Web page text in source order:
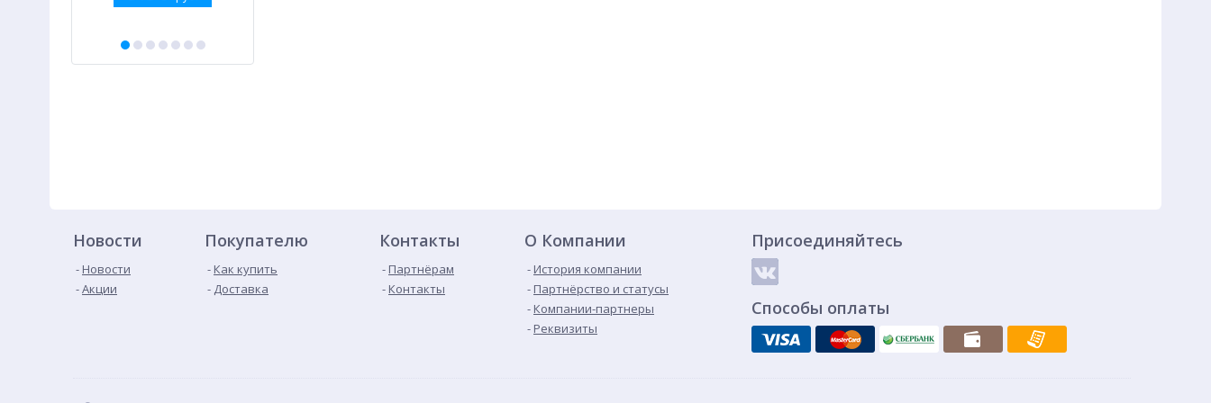
Новости
Новости
Акции
Покупателю
Как купить
Доставка
Контакты
Партнёрам
Контакты
О Компании
История компании
Партнёрство и статусы
Компании-партнеры
Реквизиты
Присоединяйтесь
Способы оплаты